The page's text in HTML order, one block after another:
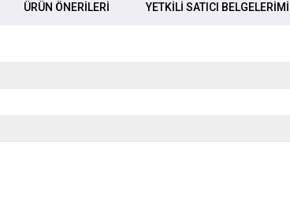
ÜRÜN ÖNERILERI YETKİLİ SATICI